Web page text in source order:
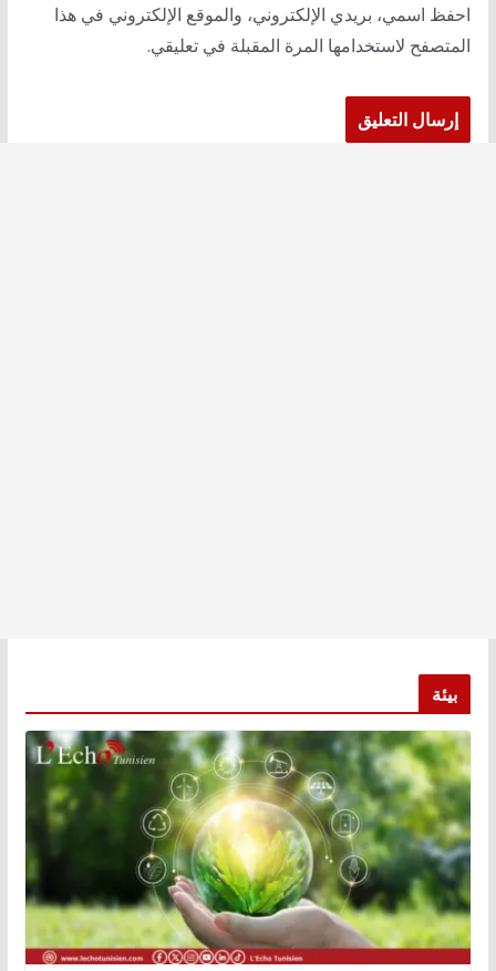
احفظ اسمي، بريدي الإلكتروني، والموقع الإلكتروني في هذا
المتصفح لاستخدامها المرة المقبلة في تعليقي.
بيئة